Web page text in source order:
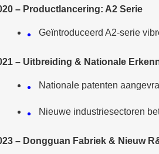
– Productlancering: A2 Serie
Geïntroduceerd A2-serie
– Uitbreiding & Nationale
Nationale patenten
Nieuwe industriesectoren
– Dongguan Fabriek & Nieuw